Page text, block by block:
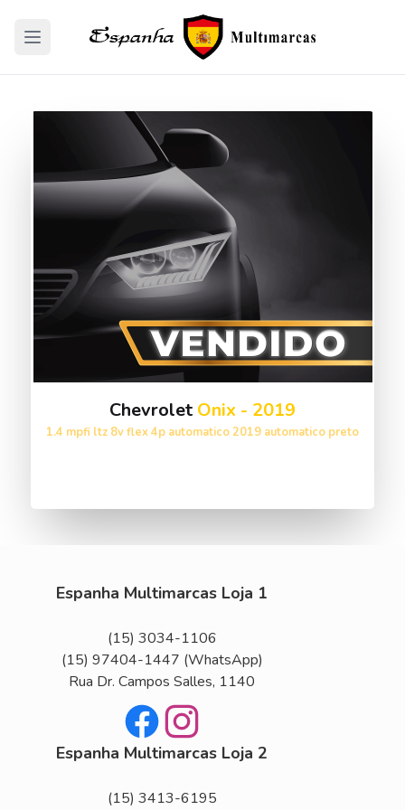
Chevrolet Onix - 2019
1.4 mpfi ltz 8v flex 4p automatico 2019 automatico preto
Espanha Multimarcas Loja 1
(15) 3034-1106
(15) 97404-1447 (WhatsApp)
Rua Dr. Campos Salles, 1140
FacebookInstagram
Espanha Multimarcas Loja 2
(15) 3413-6195